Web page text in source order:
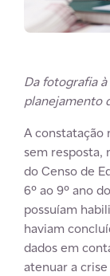
Da fotografia
planejamento
A constatação
sem resposta,
do Censo de
6º ao 9º ano
possuíam
haviam
dados em
atenuar a